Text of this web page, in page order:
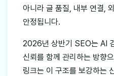
아니라 글 품질, 내부 연결,
안정됩니다.
2026년 상반기 SEO는 AI
신뢰를 함께 관리하는 방향
링크는 이 구조를 보강하는